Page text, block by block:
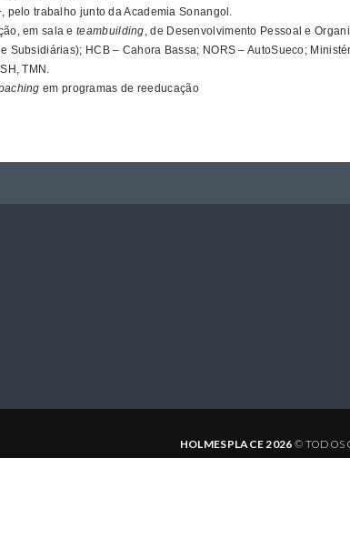
pelo trabalho junto da Academia Sonangol.
em sala eteambuilding, de Desenvolvimento Pessoal e
Subsidiárias); HCB – Cahora Bassa; NORS – AutoSueco;
TMN.
em programas de reeducação
HOLMESPLACE 2026 © TODOS